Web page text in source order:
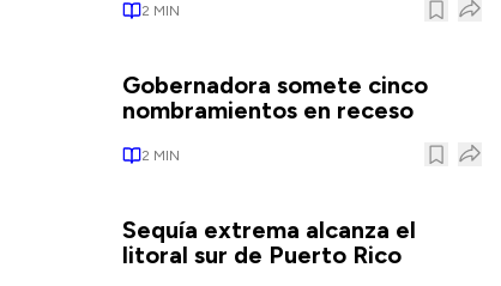
2 MIN
Gobernadora somete cinco
nombramientos en receso
2 MIN
Sequía extrema alcanza el
litoral sur de Puerto Rico